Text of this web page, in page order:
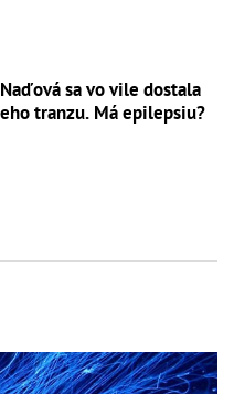
sa vo vile dostala
tranzu. Má epilepsiu?